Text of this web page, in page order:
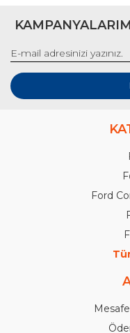
Ford